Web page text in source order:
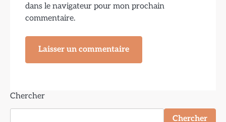
dans le navigateur pour mon prochain
commentaire.
Chercher
Chercher